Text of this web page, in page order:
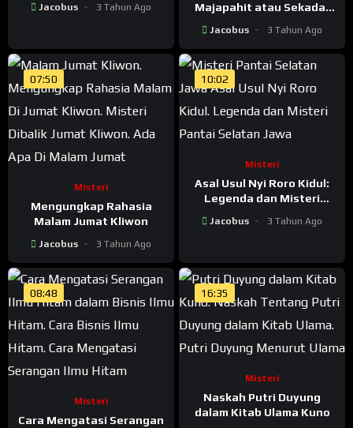
Jacobus 3 Tahun Ago
Majapahit atau Sekadar
Jacobus 3 Tahun Ago
07:50
Misteri
Mengungkap Rahasia
Malam Jumat Kliwon
Jacobus 3 Tahun Ago
10:02
Misteri
Asal Usul Nyi Roro Kidul:
Legenda dan Misteri
Jacobus 3 Tahun Ago
08:48
Misteri
Cara Mengatasi Serangan
16:35
Misteri
Naskah Putri Duyung
dalam Kitab Ulama Kuno